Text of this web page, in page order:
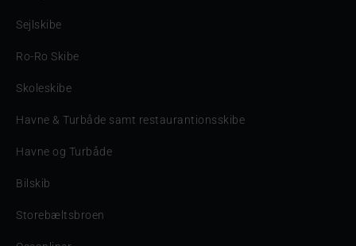
Sejlskibe
Ro-Ro Skibe
Skoleskibe
Havne & Turbåde samt restaurantionsskibe
Havne og Turbåde
Bilskib
Storebæltsbroen